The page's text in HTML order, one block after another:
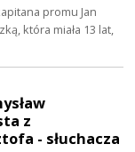
promu Jan
która miała 13 lat,
z
- słuchacza